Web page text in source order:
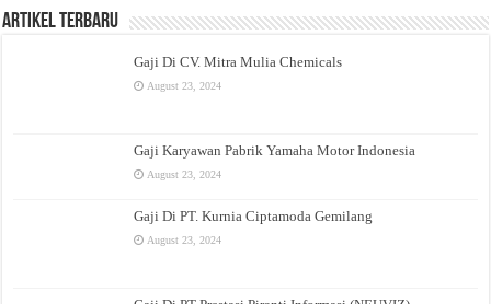
Artikel Terbaru
Gaji Di CV. Mitra Mulia Chemicals
August 23, 2024
Gaji Karyawan Pabrik Yamaha Motor Indonesia
August 23, 2024
Gaji Di PT. Kurnia Ciptamoda Gemilang
August 23, 2024